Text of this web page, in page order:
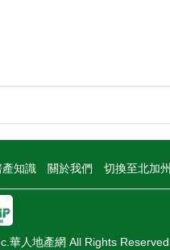
產知識 關於我們 切換至北加州
華人地產網 All Rights Reserved